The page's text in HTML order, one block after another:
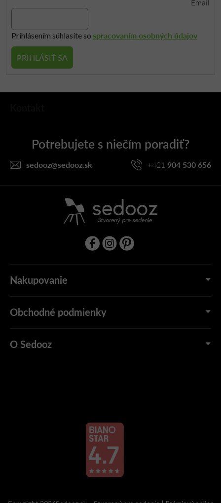
Email
Prihlásením súhlasíte so spracovaním osobných údajov
PRIHLÁSIŤ SA
sedooz@sedooz.sk +421 904 530 656
Nakupovanie
Obchodné podmienky
O Sedooz